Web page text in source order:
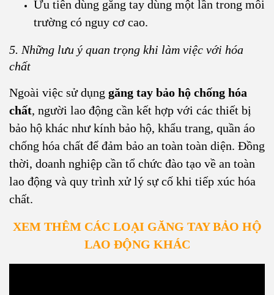
Ưu tiên dùng găng tay dùng một lần trong môi
trường có nguy cơ cao.
5. Những lưu ý quan trọng khi làm việc với hóa
chất
Ngoài việc sử dụng găng tay bảo hộ chống hóa
chất, người lao động cần kết hợp với các thiết bị
bảo hộ khác như kính bảo hộ, khẩu trang, quần áo
chống hóa chất để đảm bảo an toàn toàn diện. Đồng
thời, doanh nghiệp cần tổ chức đào tạo về an toàn
lao động và quy trình xử lý sự cố khi tiếp xúc hóa
chất.
XEM THÊM CÁC LOẠI GĂNG TAY BẢO HỘ
LAO ĐỘNG KHÁC